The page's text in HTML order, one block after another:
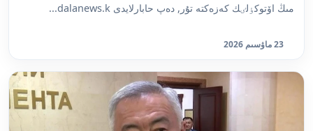
مىڭ اۆتوكٶلٸك كەزەكتە تۇر, دەپ حابارلايدى dalanews.k...
23 ماۋسىم 2026